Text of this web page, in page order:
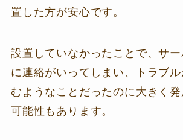
置した方が安心です。
設置していなかったことで、サ
に連絡がいってしまい、トラブ
むようなことだったのに大きく発
可能性もあります。